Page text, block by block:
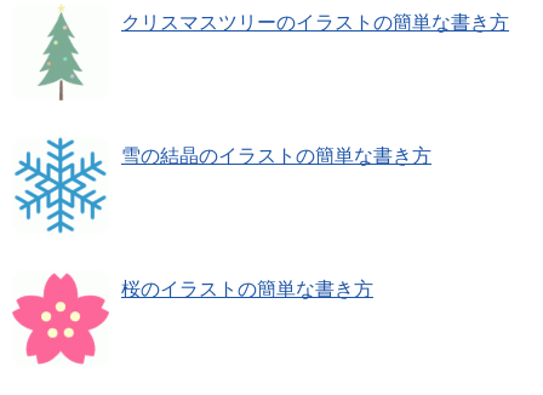
クリスマスツリーのイラストの簡単な書き方
雪の結晶のイラストの簡単な書き方
桜のイラストの簡単な書き方